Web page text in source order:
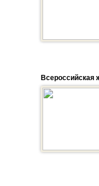
Всероссийская